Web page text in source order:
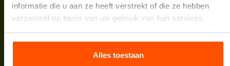
informatie die u aan ze heeft verstrekt of die ze hebben
verzameld op basis van uw gebruik van hun services.
Alles toestaan
E-mail: info@vcompany.nl
KVK:62732498
BTW:NL854935447B01
Bank:NL64INGB0007974208